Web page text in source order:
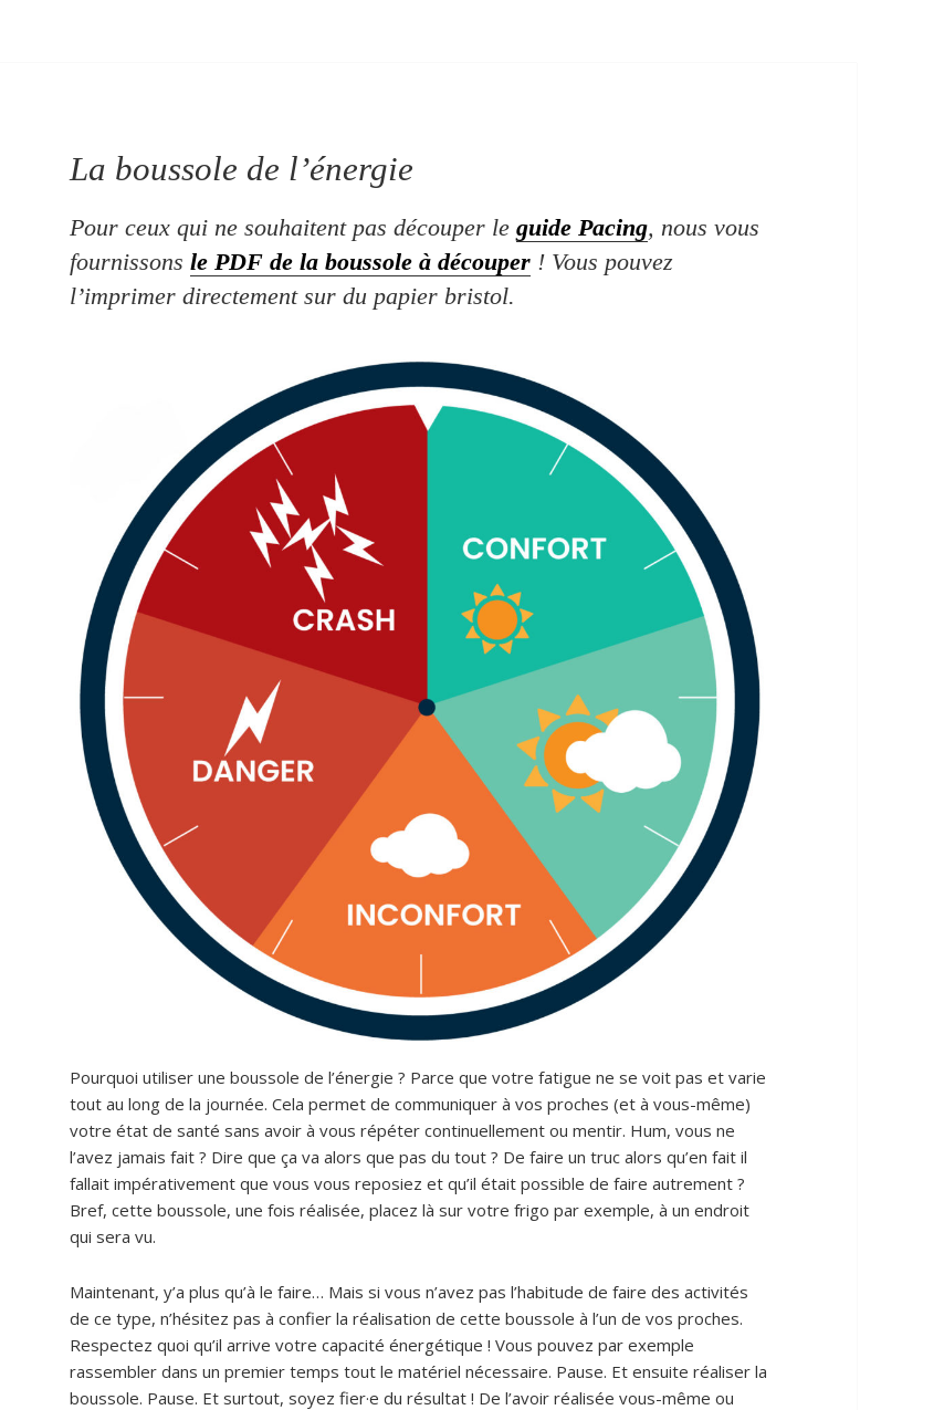
La boussole de l’énergie
Pour ceux qui ne souhaitent pas découper leguide Pacing, nous vous
fournissonsle PDF de la boussole à découper ! Vous pouvez
l’imprimer directement sur du papier bristol.
Pourquoi utiliser une boussole de l’énergie ? Parce que votre fatigue ne se voit pas et varie
tout au long de la journée. Cela permet de communiquer à vos proches (et à vous-même)
votre état de santé sans avoir à vous répéter continuellement ou mentir. Hum, vous ne
l’avez jamais fait ? Dire que ça va alors que pas du tout ? De faire un truc alors qu’en fait il
fallait impérativement que vous vous reposiez et qu’il était possible de faire autrement ?
Bref, cette boussole, une fois réalisée, placez là sur votre frigo par exemple, à un endroit
qui sera vu.
Maintenant, y’a plus qu’à le faire… Mais si vous n’avez pas l’habitude de faire des activités
de ce type, n’hésitez pas à confier la réalisation de cette boussole à l’un de vos proches.
Respectez quoi qu’il arrive votre capacité énergétique ! Vous pouvez par exemple
rassembler dans un premier temps tout le matériel nécessaire. Pause. Et ensuite réaliser la
boussole. Pause. Et surtout, soyez fier·e du résultat ! De l’avoir réalisée vous-même ou